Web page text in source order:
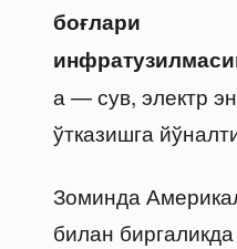
боғлари
а — сув, электр
ўтказишга
Зоминда
билан биргаликда